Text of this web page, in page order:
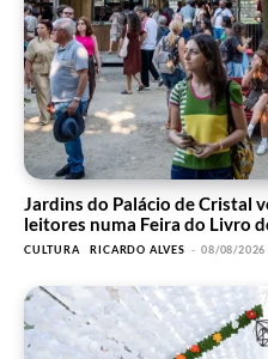
Jardins do Palácio de Cristal
leitores numa Feira do Livro
CULTURA RICARDO ALVES - 08/08/2026